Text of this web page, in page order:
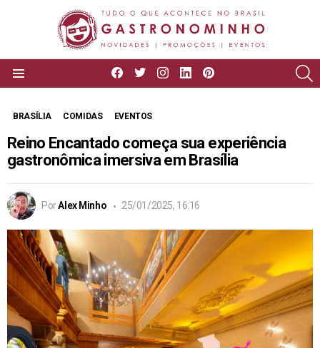
facebooktwitterinstagram
linkedin
BRASÍLIA COMIDAS EVENTOS
Reino Encantado começa sua experiência
gastronômica imersiva em Brasília
PorAlex Minho 25/01/2025, 16:16